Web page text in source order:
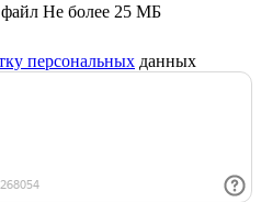
Не более 25 МБ
персональных данных